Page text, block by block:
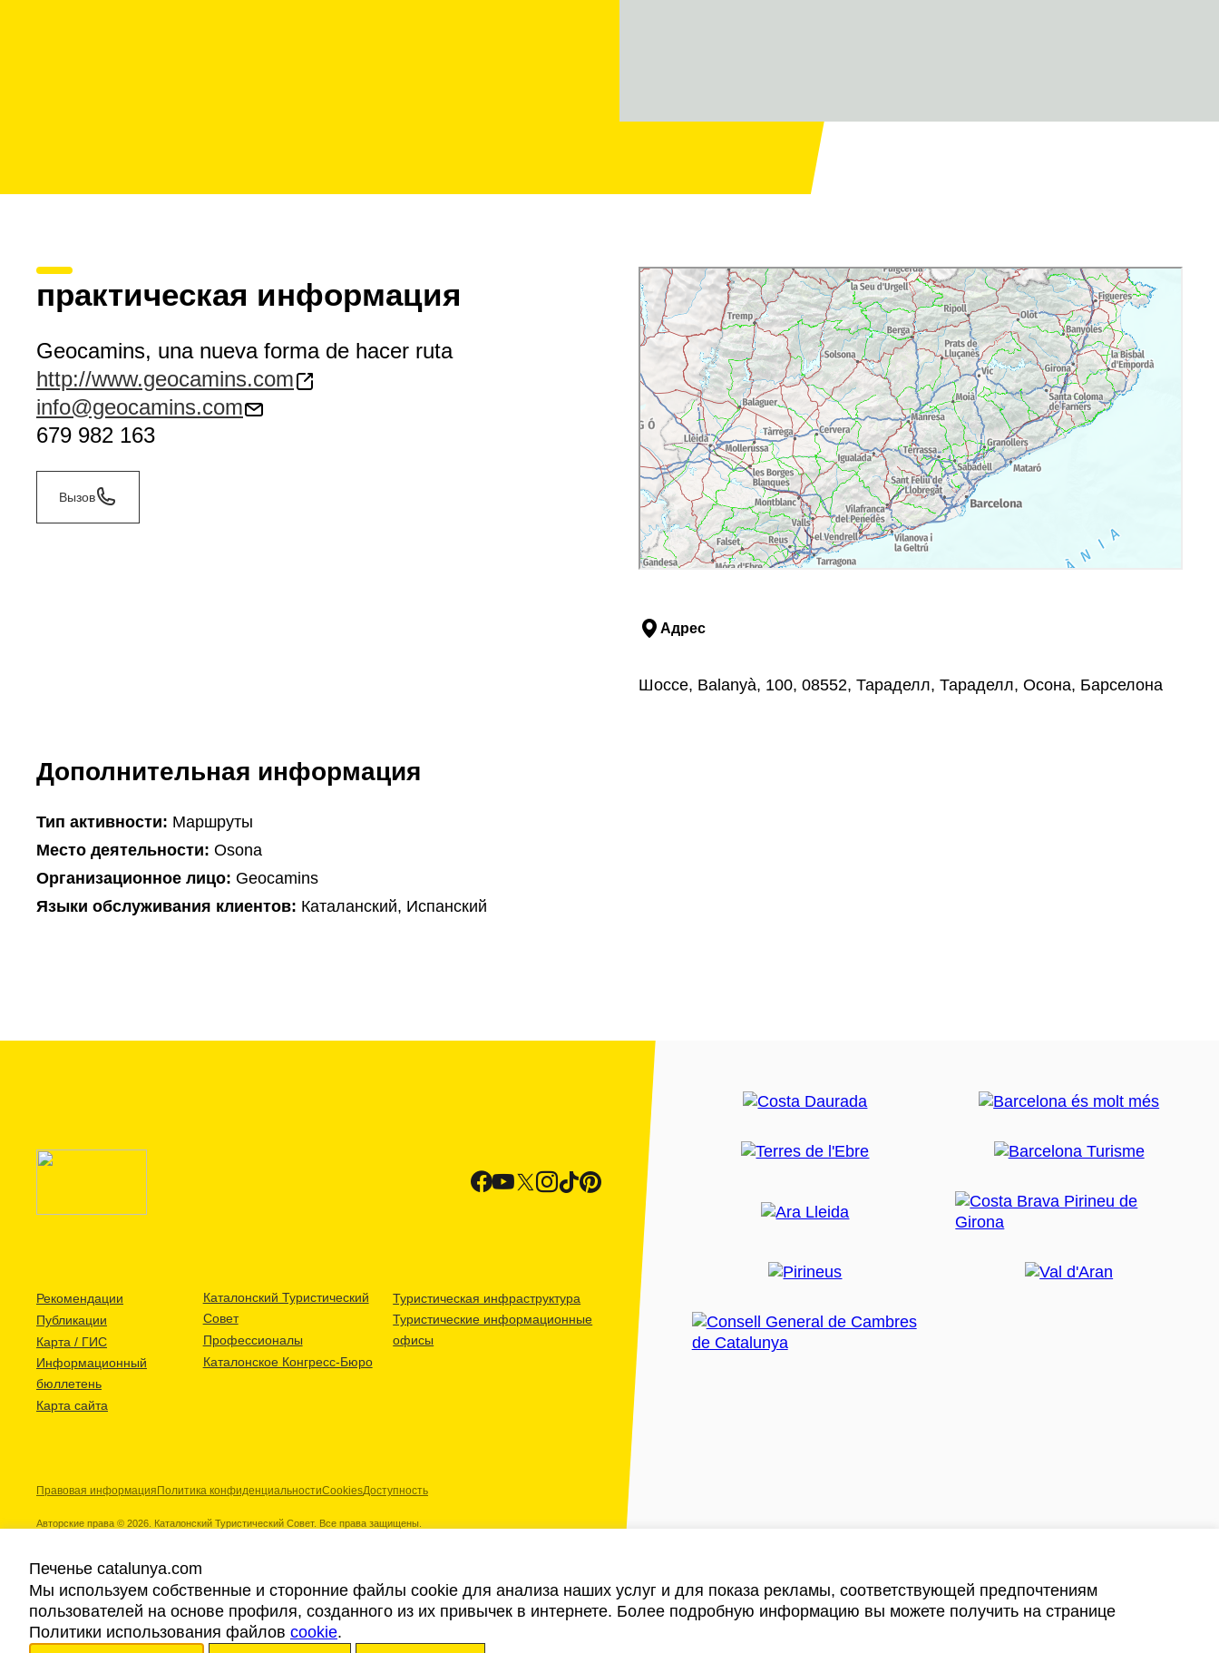
практическая информация
Geocamins, una nueva forma de hacer ruta
http://www.geocamins.com
info@geocamins.com
679 982 163
Вызов
Адрес
Шоссе, Balanyà, 100, 08552, Тараделл, Тараделл, Осона, Барселона
Дополнительная информация
Тип активности: Маршруты
Mесто деятельности: Osona
Организационное лицо: Geocamins
Языки обслуживания клиентов: Каталанский, Испанский
Рекомендации
Публикации
Карта / ГИС
Информационный
бюллетень
Карта сайта
Каталонский Туристический
Совет
Профессионалы
Каталонское Конгресс-Бюро
Туристическая инфраструктура
Туристические информационные
офисы
Правовая информация Политика конфиденциальностиCookiesДоступность
Авторские права © 2026. Каталонский Туристический Совет. Все права защищены.
Наши партнеры
Печенье catalunya.com
Мы используем собственные и сторонние файлы cookie для анализа наших услуг и для показа рекламы, соответствующей предпочтениям
пользователей на основе профиля, созданного из их привычек в интернете. Более подробную информацию вы можете получить на странице
Политики использования файлов cookie.